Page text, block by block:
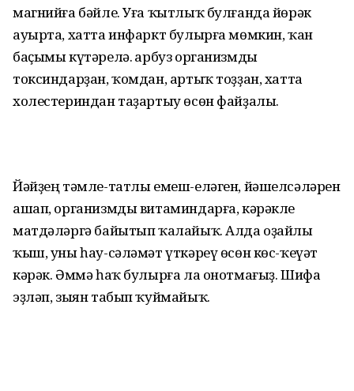
магнийға бәйле. Уға ҡытлыҡ булғанда йөрәк
ауырта, хатта инфаркт булырға мөмкин, ҡан
баҫымы күтәрелә. Ҡарбуз организмды
токсиндарҙан, ҡомдан, артыҡ тоҙҙан, хатта
холестериндан таҙартыу өсөн файҙалы.
Йәйҙең тәмле-татлы емеш-еләген, йәшелсәләрен
ашап, организмды витаминдарға, кәрәкле
матдәләргә байытып ҡалайыҡ. Алда оҙайлы
ҡыш, уны һау-сәләмәт үткәреү өсөн көс-ҡеүәт
кәрәк. Әммә һаҡ булырға ла онотмағыҙ. Шифа
эҙләп, зыян табып ҡуймайыҡ.